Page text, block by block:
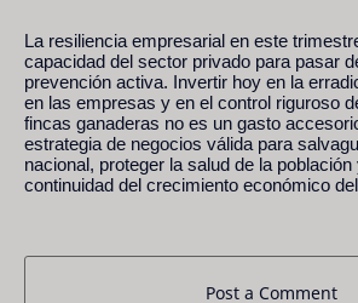
La resiliencia empresarial en este
capacidad del sector privado para pasar
prevención activa. Invertir hoy en la
en las empresas y en el control riguroso
fincas ganaderas no es un gasto
estrategia de negocios válida para
nacional, proteger la salud de la
continuidad del crecimiento económico
Post a Comment